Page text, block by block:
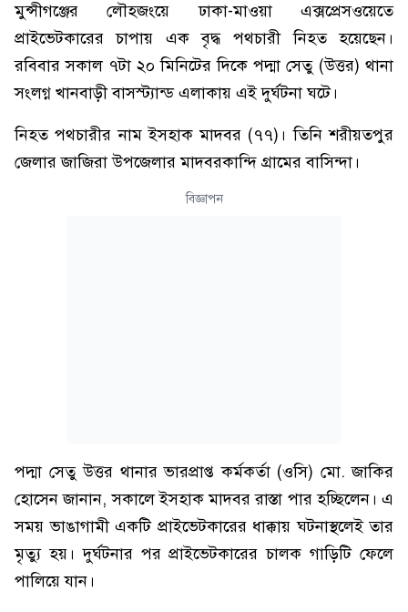
মুন্সীগঞ্জের লৌহজংয়ে ঢাকা-মাওয়া এক্সপ্রেসওয়েতে
প্রাইভেটকারের চাপায় এক বৃদ্ধ পথচারী নিহত হয়েছেন।
রবিবার সকাল ৭টা ২০ মিনিটের দিকে পদ্মা সেতু (উত্তর) থানা
সংলগ্ন খানবাড়ী বাসস্ট্যান্ড এলাকায় এই দুর্ঘটনা ঘটে।
নিহত পথচারীর নাম ইসহাক মাদবর (৭৭)। তিনি শরীয়তপুর
জেলার জাজিরা উপজেলার মাদবরকান্দি গ্রামের বাসিন্দা।
বিজ্ঞাপন
পদ্মা সেতু উত্তর থানার ভারপ্রাপ্ত কর্মকর্তা (ওসি) মো. জাকির
হোসেন জানান, সকালে ইসহাক মাদবর রাস্তা পার হচ্ছিলেন। এ
সময় ভাঙাগামী একটি প্রাইভেটকারের ধাক্কায় ঘটনাস্থলেই তার
মৃত্যু হয়। দুর্ঘটনার পর প্রাইভেটকারের চালক গাড়িটি ফেলে
পালিয়ে যান।